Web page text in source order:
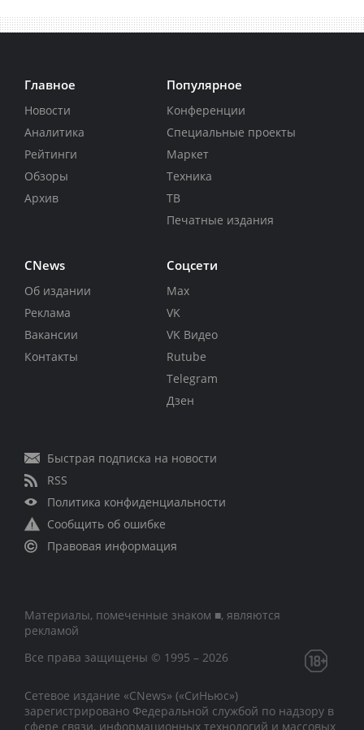
Главное
Новости
Аналитика
Рейтинги
Обзоры
Архив
Популярное
Конференции
Специальные проекты
Маркет
Техника
ТВ
Печатные издания
CNews
Об издании
Реклама
Вакансии
Контакты
Соцсети
Max
VK
VK Видео
Rutube
Telegram
Дзен
Быстрая подписка на новости
RSS
Политика конфиденциальности
Сообщить об ошибке
Правовая информация
Материалы, помеченные знаком ■, являются
рекламой
Все права защищены © 1995 – 2026
Сетевое издание «CNews» («СиНьюс»)
зарегистрировано Федеральной службой по надзору в
сфере связи, информационных технологий и массовых